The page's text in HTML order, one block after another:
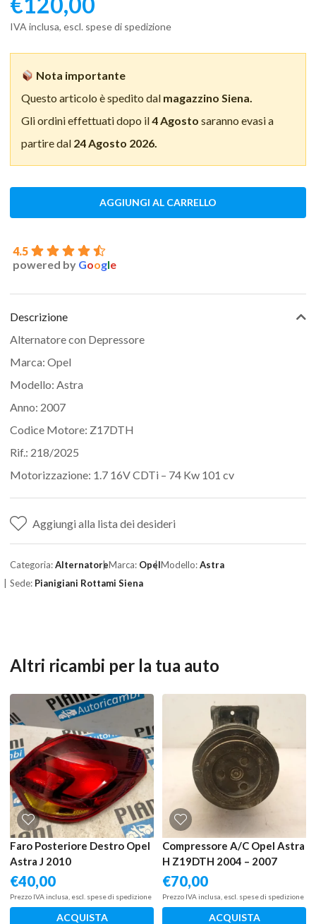
IVA inclusa, escl. spese di spedizione
Nota importante
Questo articolo è spedito dal magazzino Siena.
Gli ordini effettuati dopo il4 Agosto saranno evasi a
partire dal 24 Agosto 2026.
AGGIUNGI AL CARRELLO
4.5
powered by Google
Descrizione
Alternatore con Depressore
Marca: Opel
Modello: Astra
Anno: 2007
Codice Motore: Z17DTH
Rif.: 218/2025
Motorizzazione: 1.7 16V CDTi – 74 Kw 101 cv
Aggiungi alla lista dei desideri
Categoria:AlternatoreMarca: OpelModello:Astra
Sede: Pianigiani Rottami Siena
Altri ricambi per la tua auto
Faro Posteriore Destro Opel
Astra J 2010
€40,00
Prezzo IVA inclusa, escl. spese di spedizione
ACQUISTA
Compressore A/C Opel Astra
H Z19DTH 2004 – 2007
€70,00
Prezzo IVA inclusa, escl. spese di spedizione
ACQUISTA